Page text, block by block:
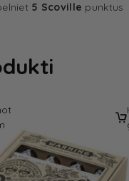
5 Scoville punktus